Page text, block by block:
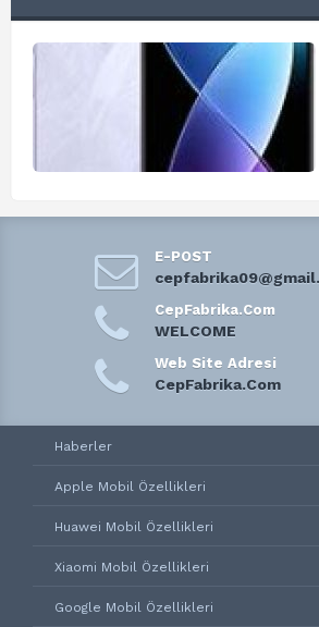
E-POST
CepFabrika.Com
WELCOME
Web Site Adresi
CepFabrika.Com
Haberler
Apple Mobil Özellikleri
Huawei Mobil Özellikleri
Xiaomi Mobil Özellikleri
Google Mobil Özellikleri